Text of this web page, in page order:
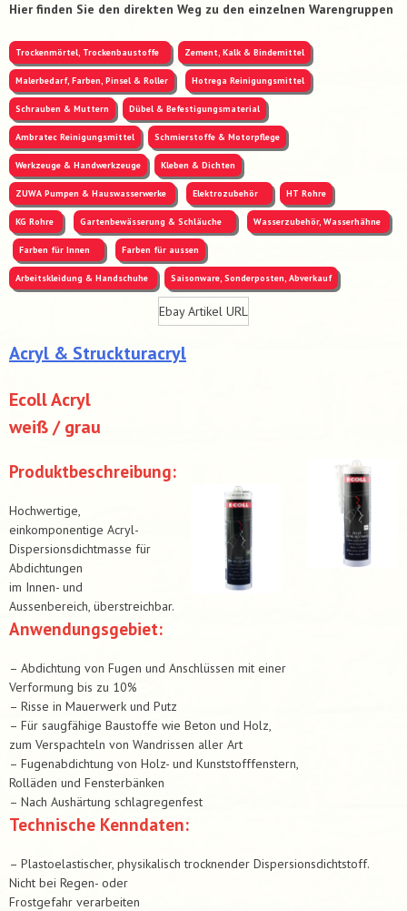
Hier finden Sie den direkten Weg zu den einzelnen Warengruppen
Trockenmörtel, Trockenbaustoffe Zement, Kalk & Bindemittel
Malerbedarf, Farben, Pinsel & Roller Hotrega Reinigungsmittel
Schrauben & Muttern Dübel & Befestigungsmaterial
Ambratec Reinigungsmittel Schmierstoffe & Motorpflege
Werkzeuge & Handwerkzeuge Kleben & Dichten
ZUWA Pumpen & Hauswasserwerke Elektrozubehör HT Rohre
KG Rohre Gartenbewässerung & Schläuche Wasserzubehör, Wasserhähne
Farben für Innen Farben für aussen
Arbeitskleidung & Handschuhe Saisonware, Sonderposten, Abverkauf
Ebay Artikel URL
Acryl & Struckturacryl
Ecoll Acryl
weiß / grau
Produktbeschreibung:
Hochwertige,
einkomponentige Acryl-
Dispersionsdichtmasse für
Abdichtungen
im Innen- und
Aussenbereich, überstreichbar.
Anwendungsgebiet:
– Abdichtung von Fugen und Anschlüssen mit einer
Verformung bis zu 10%
– Risse in Mauerwerk und Putz
– Für saugfähige Baustoffe wie Beton und Holz,
zum Verspachteln von Wandrissen aller Art
– Fugenabdichtung von Holz- und Kunststofffenstern,
Rolläden und Fensterbänken
– Nach Aushärtung schlagregenfest
Technische Kenndaten:
– Plastoelastischer, physikalisch trocknender Dispersionsdichtstoff.
Nicht bei Regen- oder
Frostgefahr verarbeiten